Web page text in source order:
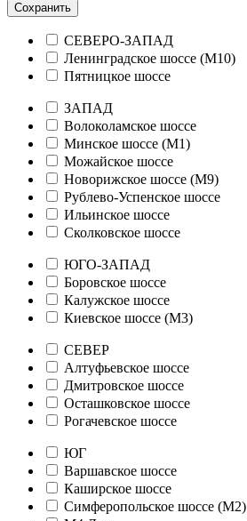
Сохранить
СЕВЕРО-ЗАПАД
Ленинградское шоссе (М10)
Пятницкое шоссе
ЗАПАД
Волоколамское шоссе
Минское шоссе (М1)
Можайское шоссе
Новорижское шоссе (М9)
Рублево-Успенское шоссе
Ильинское шоссе
Сколковское шоссе
ЮГО-ЗАПАД
Боровское шоссе
Калужское шоссе
Киевское шоссе (М3)
СЕВЕР
Алтуфьевское шоссе
Дмитровское шоссе
Осташковское шоссе
Рогачевское шоссе
ЮГ
Варшавское шоссе
Каширское шоссе
Симферопольское шоссе (М2)